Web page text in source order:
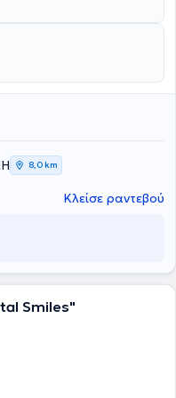
8,0 km
Κλείσε ραντεβού
Smiles"